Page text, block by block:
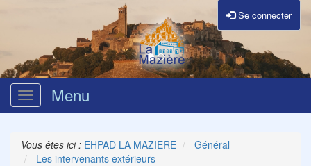
Se connecter
Ouvrir
le
Menu
Vous êtes ici : EHPAD LA MAZIERE
Général
Les intervenants extérieurs